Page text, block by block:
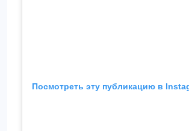
Посмотреть эту публикацию в